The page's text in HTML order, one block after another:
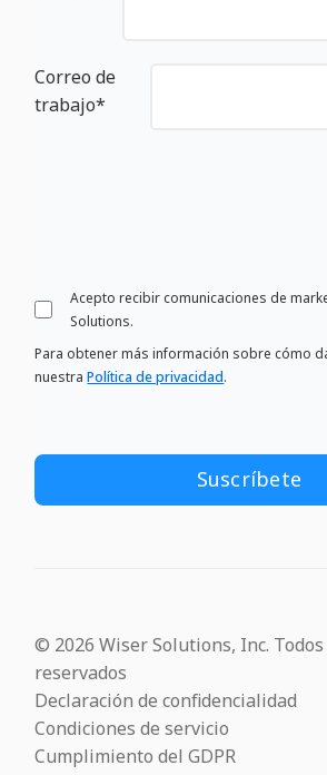
Correo de
trabajo*
Acepto recibir comunicaciones de
Solutions.
Para obtener más información sobre cómo
nuestraPolítica de privacidad.
© 2026 Wiser Solutions, Inc.
reservados
Declaración de confidencialidad
Condiciones de servicio
Cumplimiento del GDPR